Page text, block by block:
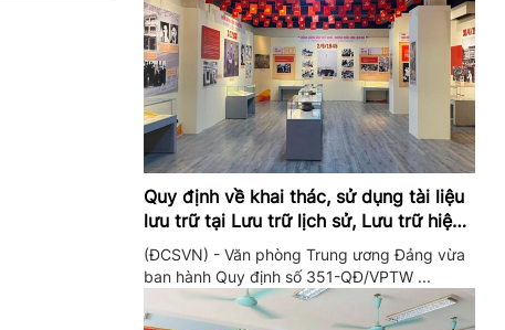
Quy định về khai thác, sử dụng tài liệu
lưu trữ tại Lưu trữ lịch sử, Lưu trữ hiện
hành của Trung ương Đảng và Văn
phòng Trung ương Đảng
(ĐCSVN) - Văn phòng Trung ương Đảng vừa
ban hành Quy định số 351-QĐ/VPTW ...